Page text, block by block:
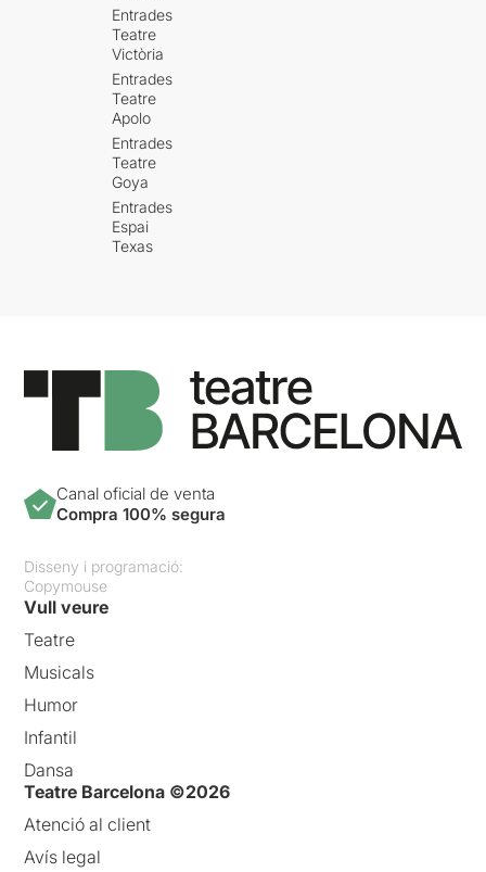
Entrades
Teatre
Victòria
Entrades
Teatre
Apolo
Entrades
Teatre
Goya
Entrades
Espai
Texas
Canal oficial de venta
Compra 100% segura
Disseny i programació:
Copymouse
Vull veure
Teatre
Musicals
Humor
Infantil
Dansa
Teatre Barcelona ©2026
Atenció al client
Avís legal